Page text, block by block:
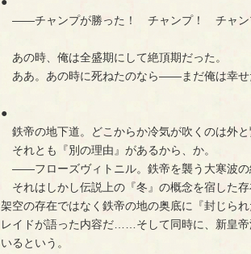
――チャンプが勝った！ チャンプ！ チャン
あの時、俺は全盛期にして絶頂期だった。
ああ。あの時に死ねたのなら――まだ俺は幸せ
●
鉄帝の地下道。どこからか冷気が吹くのは外と
それとも『別の理由』があるから、か。
――フローズヴィトニル。鉄帝を襲う大寒波の
それはしかし伝説上の『冬』の概念を宿した
架空の存在ではなく鉄帝の地の奥底に『封じら
レイドが語った内容だ……そして同時に、新皇
いるという。